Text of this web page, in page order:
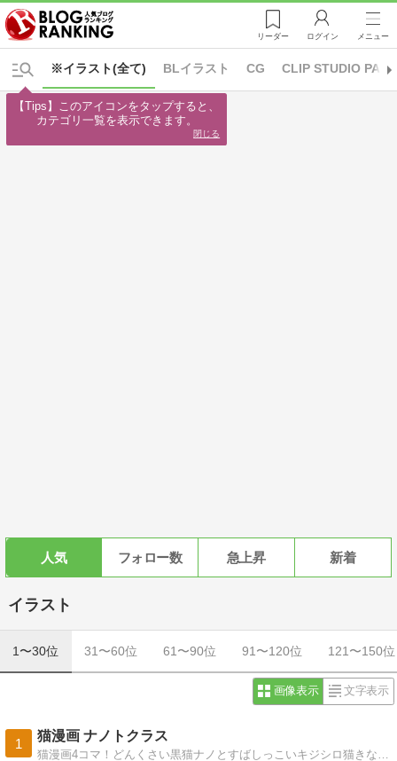
リーダー ログイン メニュー
※イラスト(全て) BLイラスト CG CLIP STUDIO
人気 フォロー数 急上昇 新着
イラスト
1〜30位 31〜60位 61〜90位 91〜120位 121〜150位
画像表示 文字表示
1
猫漫画 ナノトクラス
【Tips】このアイコンをタップすると、
カテゴリ一覧を表示できます。
閉じる